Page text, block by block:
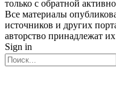
только с обратной
Все материалы
источников и других
авторство принадлежат
Sign in